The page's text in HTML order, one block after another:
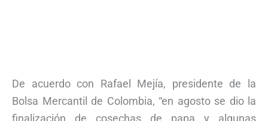
De acuerdo con Rafael Mejía, presidente de la
Bolsa Mercantil de Colombia, “en agosto se dio la